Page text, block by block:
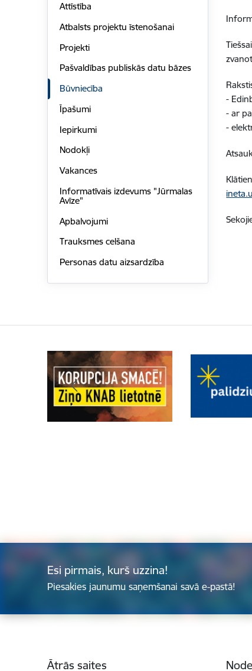
Attīstība
Atbalsts projektu īstenošanai
Projekti
Pašvaldības publiskās datu bāzes
Būvniecība
Īpašumi
Iepirkumi
Nodokļi
Vakances
Informatīvais izdevums "Jūrmalas
Avīze"
Apbalvojumi
Trauksmes celšana
Personas datu aizsardzība
-
- ar
-
Esi pirmais, kurš uzzina!
Piesakies jaunumu saņemšanai savā e-pastā!
Ātrās saites